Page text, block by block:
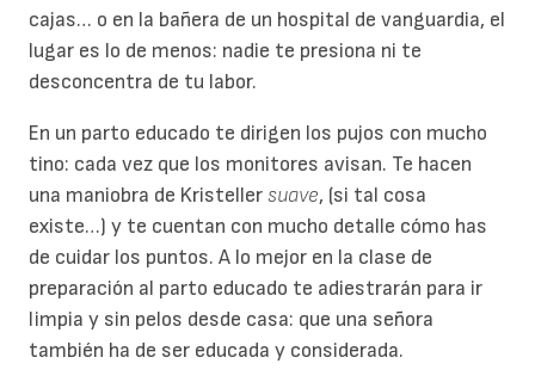
cajas… o en la bañera de un hospital de vanguardia, el
lugar es lo de menos: nadie te presiona ni te
desconcentra de tu labor.
En un parto educado te dirigen los pujos con mucho
tino: cada vez que los monitores avisan. Te hacen
una maniobra de Kristeller suave, (si tal cosa
existe…) y te cuentan con mucho detalle cómo has
de cuidar los puntos. A lo mejor en la clase de
preparación al parto educado te adiestrarán para ir
limpia y sin pelos desde casa: que una señora
también ha de ser educada y considerada.